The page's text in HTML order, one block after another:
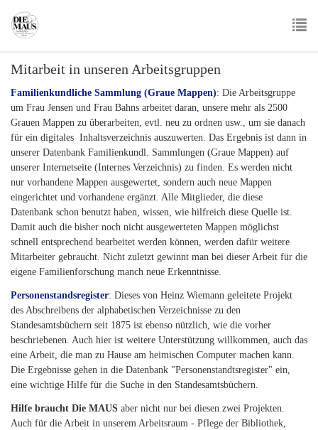
main
Mitarbeit in unseren Arbeitsgruppen
Familienkundliche Sammlung (Graue Mappen): Die Arbeitsgruppe
um Frau Jensen und Frau Bahns arbeitet daran, unsere mehr als 2500
Grauen Mappen zu überarbeiten, evtl. neu zu ordnen usw., um sie danach
für ein digitales Inhaltsverzeichnis auszuwerten. Das Ergebnis ist dann in
unserer Datenbank Familienkundl. Sammlungen (Graue Mappen) auf
unserer Internetseite (Internes Verzeichnis) zu finden. Es werden nicht
nur vorhandene Mappen ausgewertet, sondern auch neue Mappen
eingerichtet und vorhandene ergänzt. Alle Mitglieder, die diese
Datenbank schon benutzt haben, wissen, wie hilfreich diese Quelle ist.
Damit auch die bisher noch nicht ausgewerteten Mappen möglichst
schnell entsprechend bearbeitet werden können, werden dafür weitere
Mitarbeiter gebraucht. Nicht zuletzt gewinnt man bei dieser Arbeit für die
eigene Familienforschung manch neue Erkenntnisse.
Personenstandsregister: Dieses von Heinz Wiemann geleitete Projekt
des Abschreibens der alphabetischen Verzeichnisse zu den
Standesamtsbüchern seit 1875 ist ebenso nützlich, wie die vorher
beschriebenen. Auch hier ist weitere Unterstützung willkommen, auch das
eine Arbeit, die man zu Hause am heimischen Computer machen kann.
Die Ergebnisse gehen in die Datenbank "Personenstandtsregister" ein,
eine wichtige Hilfe für die Suche in den Standesamtsbüchern.
Hilfe braucht Die MAUS aber nicht nur bei diesen zwei Projekten.
Auch für die Arbeit in unserem Arbeitsraum - Pflege der Bibliothek,